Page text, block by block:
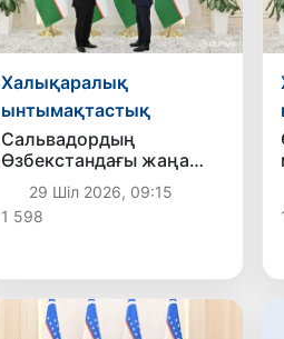
Халықаралық
ынтымақтастық
Сальвадордың
Өзбекстандағы жаңа
елшісі аккредитациядан
өтті29 Шіл 2026, 09:15
1 598